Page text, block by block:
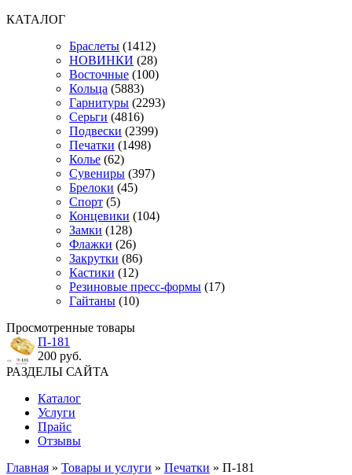
КАТАЛОГ
Браслеты (1412)
НОВИНКИ (28)
Восточные (100)
Кольца (5883)
Гарнитуры (2293)
Серьги (4816)
Подвески (2399)
Печатки (1498)
Колье (62)
Сувениры (397)
Брелоки (45)
Спорт (5)
Концевики (104)
Замки (128)
Флажки (26)
Закрутки (86)
Кастики (12)
Резиновые пресс-формы (17)
Гайтаны (10)
Просмотренные товары
П-181
200 руб.
РАЗДЕЛЫ САЙТА
Каталог
Услуги
Прайс
Отзывы
Главная » Товары и услуги » Печатки » П-181